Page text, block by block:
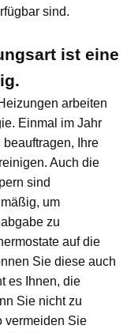
sind.
ist eine
arbeiten
Einmal im Jahr
Ihre
Auch die
sind
um
zu
auf die
Sie diese auch
es Ihnen, die
Sie nicht zu
vermeiden Sie